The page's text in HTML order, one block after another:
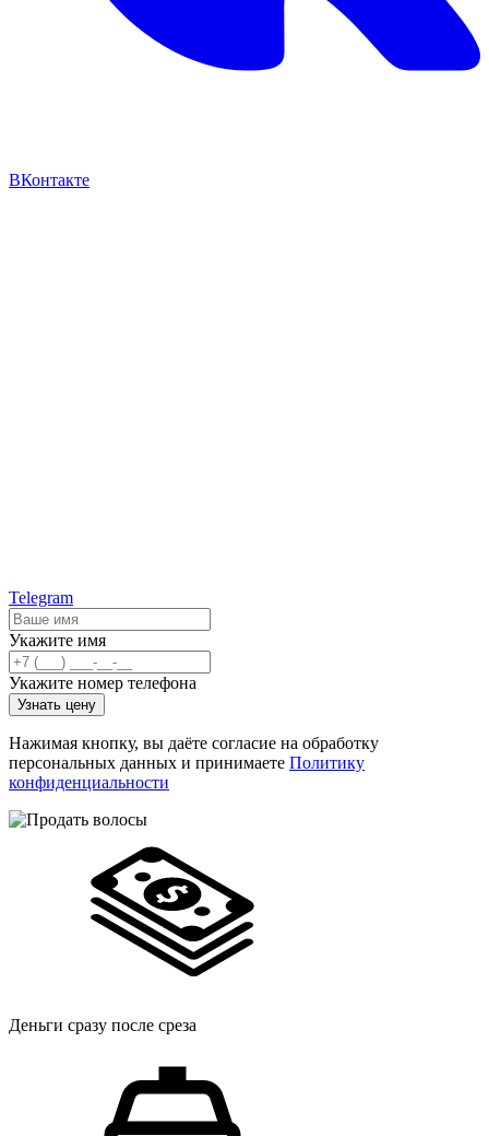
ВКонтакте
Telegram
Укажите имя
Укажите номер телефона
Узнать цену
Нажимая кнопку, вы даёте согласие на обработку
персональных данных и принимаете Политику
конфиденциальности
Деньги сразу после среза